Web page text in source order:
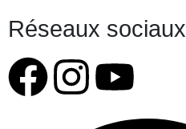
Réseaux sociaux